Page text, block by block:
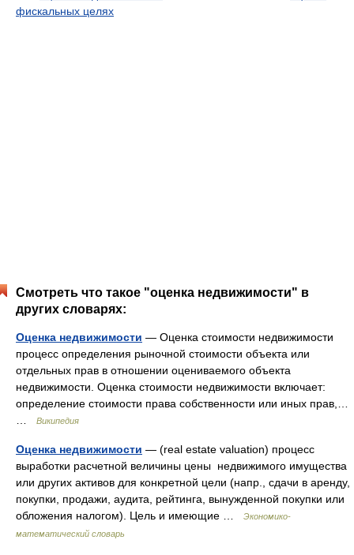
фискальных целях
Смотреть что такое "оценка недвижимости" в
других словарях:
Оценка недвижимости — Оценка стоимости недвижимости
процесс определения рыночной стоимости объекта или
отдельных прав в отношении оцениваемого объекта
недвижимости. Оценка стоимости недвижимости включает:
определение стоимости права собственности или иных прав,…
Википедия
Оценка недвижимости — (real estate valuation) процесс
выработки расчетной величины цены недвижимого имущества
или других активов для конкретной цели (напр., сдачи в аренду,
покупки, продажи, аудита, рейтинга, вынужденной покупки или
обложения налогом). Цель и имеющие …
Экономико-
математический словарь